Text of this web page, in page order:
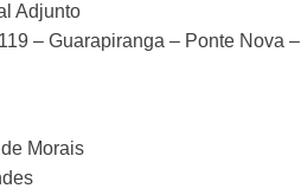
Adjunto
– Guarapiranga – Ponte Nova
Morais